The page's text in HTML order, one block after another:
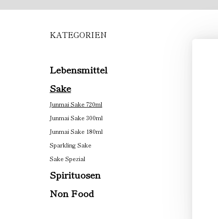
KATEGORIEN
Lebensmittel
Sake
Junmai Sake 720ml
Junmai Sake 300ml
Junmai Sake 180ml
Sparkling Sake
Sake Spezial
Spirituosen
Non Food